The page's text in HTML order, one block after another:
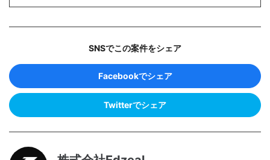
SNSでこの案件をシェア
Facebookでシェア
Twitterでシェア